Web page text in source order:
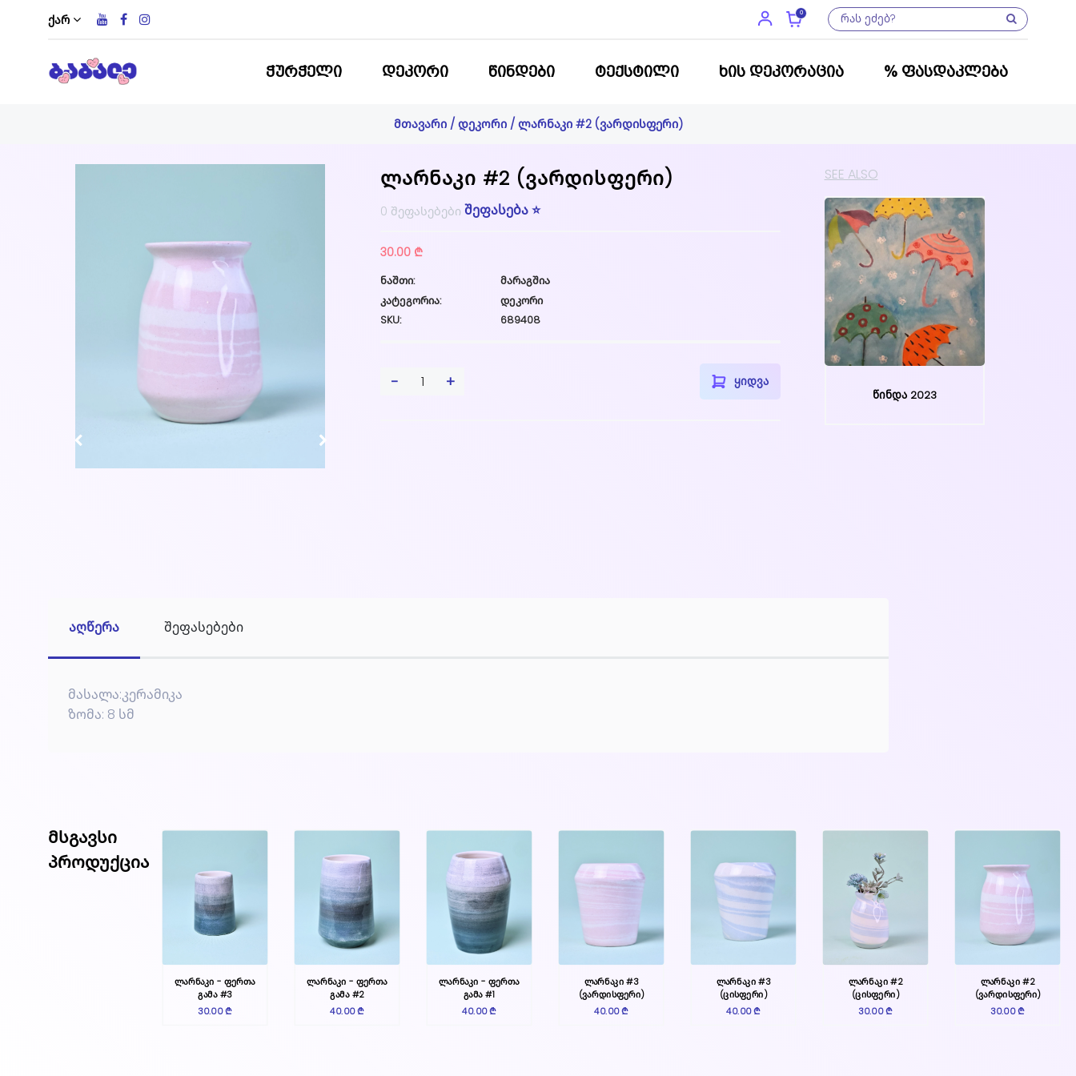
ქარ 0
ᲭᲣᲠᲭᲔᲚᲘ ᲓᲔᲙᲝᲠᲘ ᲬᲘᲜᲓᲔᲑᲘ ᲢᲔᲥᲡᲢᲘᲚᲘ ᲮᲘᲡ ᲓᲔᲙᲝᲠᲐᲪᲘᲐ % ᲤᲐᲡᲓᲐᲙᲚᲔᲑᲐ
მთავარი / დეკორი/ ლარნაკი #2 (ვარდისფერი)
ლარნაკი #2 (ვარდისფერი)
0 შეფასებები შეფასება ⭐
30.00 ₾
ნაშთი:
მარაგშია
კატეგორია:
დეკორი
SKU:
689408
- 1 + ყიდვა
SEE ALSO
წინდა 2023
აღწერა შეფასებები
მასალა:კერამიკა
ზომა: 8 სმ
მსგავსი
პროდუქცია
ლარნაკი - ფერთა
გამა #3
30.00 ₾
ლარნაკი - ფერთა
გამა #2
40.00 ₾
ლარნაკი - ფერთა
გამა #1
40.00 ₾
ლარნაკი #3
(ვარდისფერი)
40.00 ₾
ლარნაკი #3
(ცისფერი)
40.00 ₾
ლარნაკი #2
(ცისფერი)
30.00 ₾
ლარნაკი #2
(ვარდისფერი)
30.00 ₾